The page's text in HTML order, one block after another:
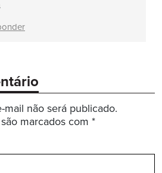
não será publicado.
marcados com *